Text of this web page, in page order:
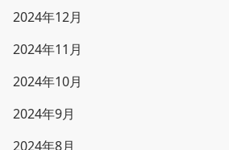
2024年12月
2024年11月
2024年10月
2024年9月
2024年8月